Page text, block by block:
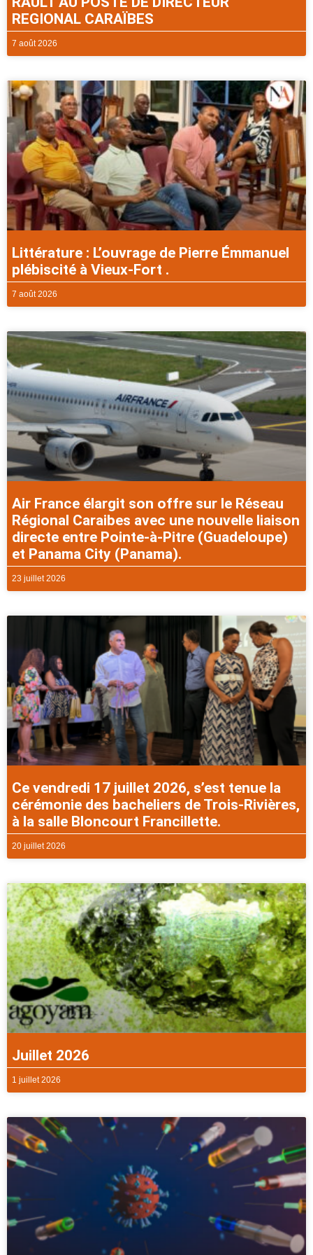
REGIONAL CARAÏBES
7 août 2026
Littérature : L’ouvrage de Pierre Émmanuel
plébiscité à Vieux-Fort .
7 août 2026
Air France élargit son offre sur le Réseau
Régional Caraibes avec une nouvelle liaison
directe entre Pointe-à-Pitre (Guadeloupe)
et Panama City (Panama).
23 juillet 2026
Ce vendredi 17 juillet 2026, s’est tenue la
cérémonie des bacheliers de Trois-Rivières,
à la salle Bloncourt Francillette.
20 juillet 2026
Juillet 2026
1 juillet 2026